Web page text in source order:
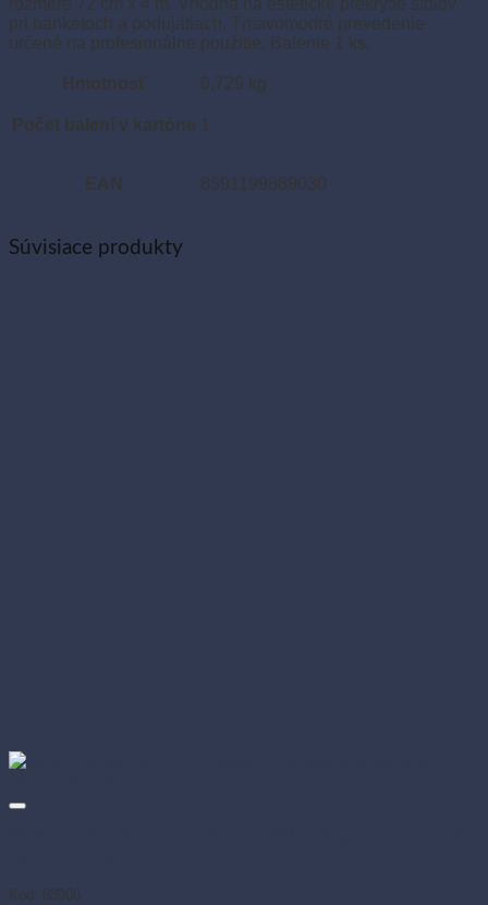
pri banketoch a podujatiach. Tmavomodré prevedenie
určené na profesionálne použitie. Balenie 1 ks.
Hmotnosť 0.729 kg
Počet balení v kartóne 1
EAN 8591199889030
Súvisiace produkty
Kód: 88906